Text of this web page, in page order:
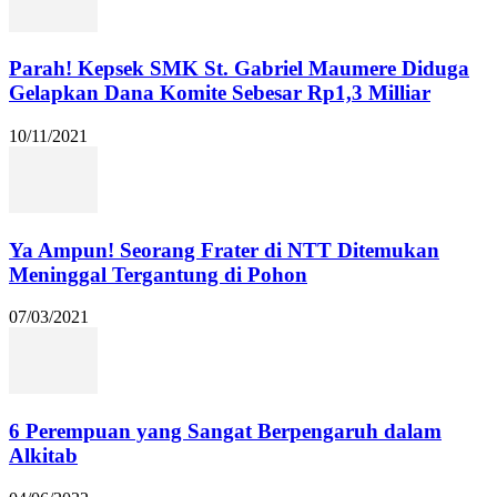
Parah! Kepsek SMK St. Gabriel Maumere Diduga
Gelapkan Dana Komite Sebesar Rp1,3 Milliar
10/11/2021
Ya Ampun! Seorang Frater di NTT Ditemukan
Meninggal Tergantung di Pohon
07/03/2021
6 Perempuan yang Sangat Berpengaruh dalam
Alkitab